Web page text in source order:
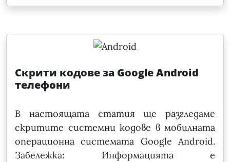
Скрити кодове за Google Android
телефони
В настоящата статия ще разгледаме
скритите системни кодове в мобилната
операционна системата Google Android.
Забележка: Информацията е